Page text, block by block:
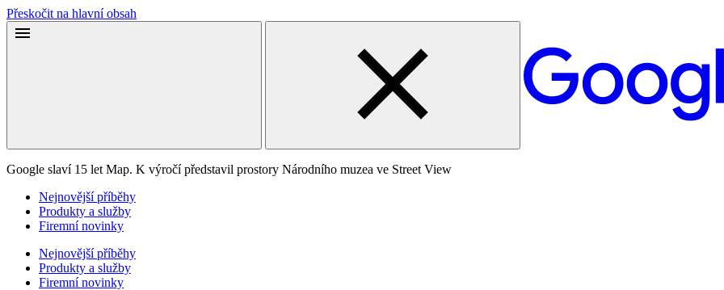
Přeskočit na hlavní obsah
Google slaví 15 let Map. K výročí představil prostory Národního muzea ve Street View
Nejnovější příběhy
Produkty a služby
Firemní novinky
Nejnovější příběhy
Produkty a služby
Firemní novinky